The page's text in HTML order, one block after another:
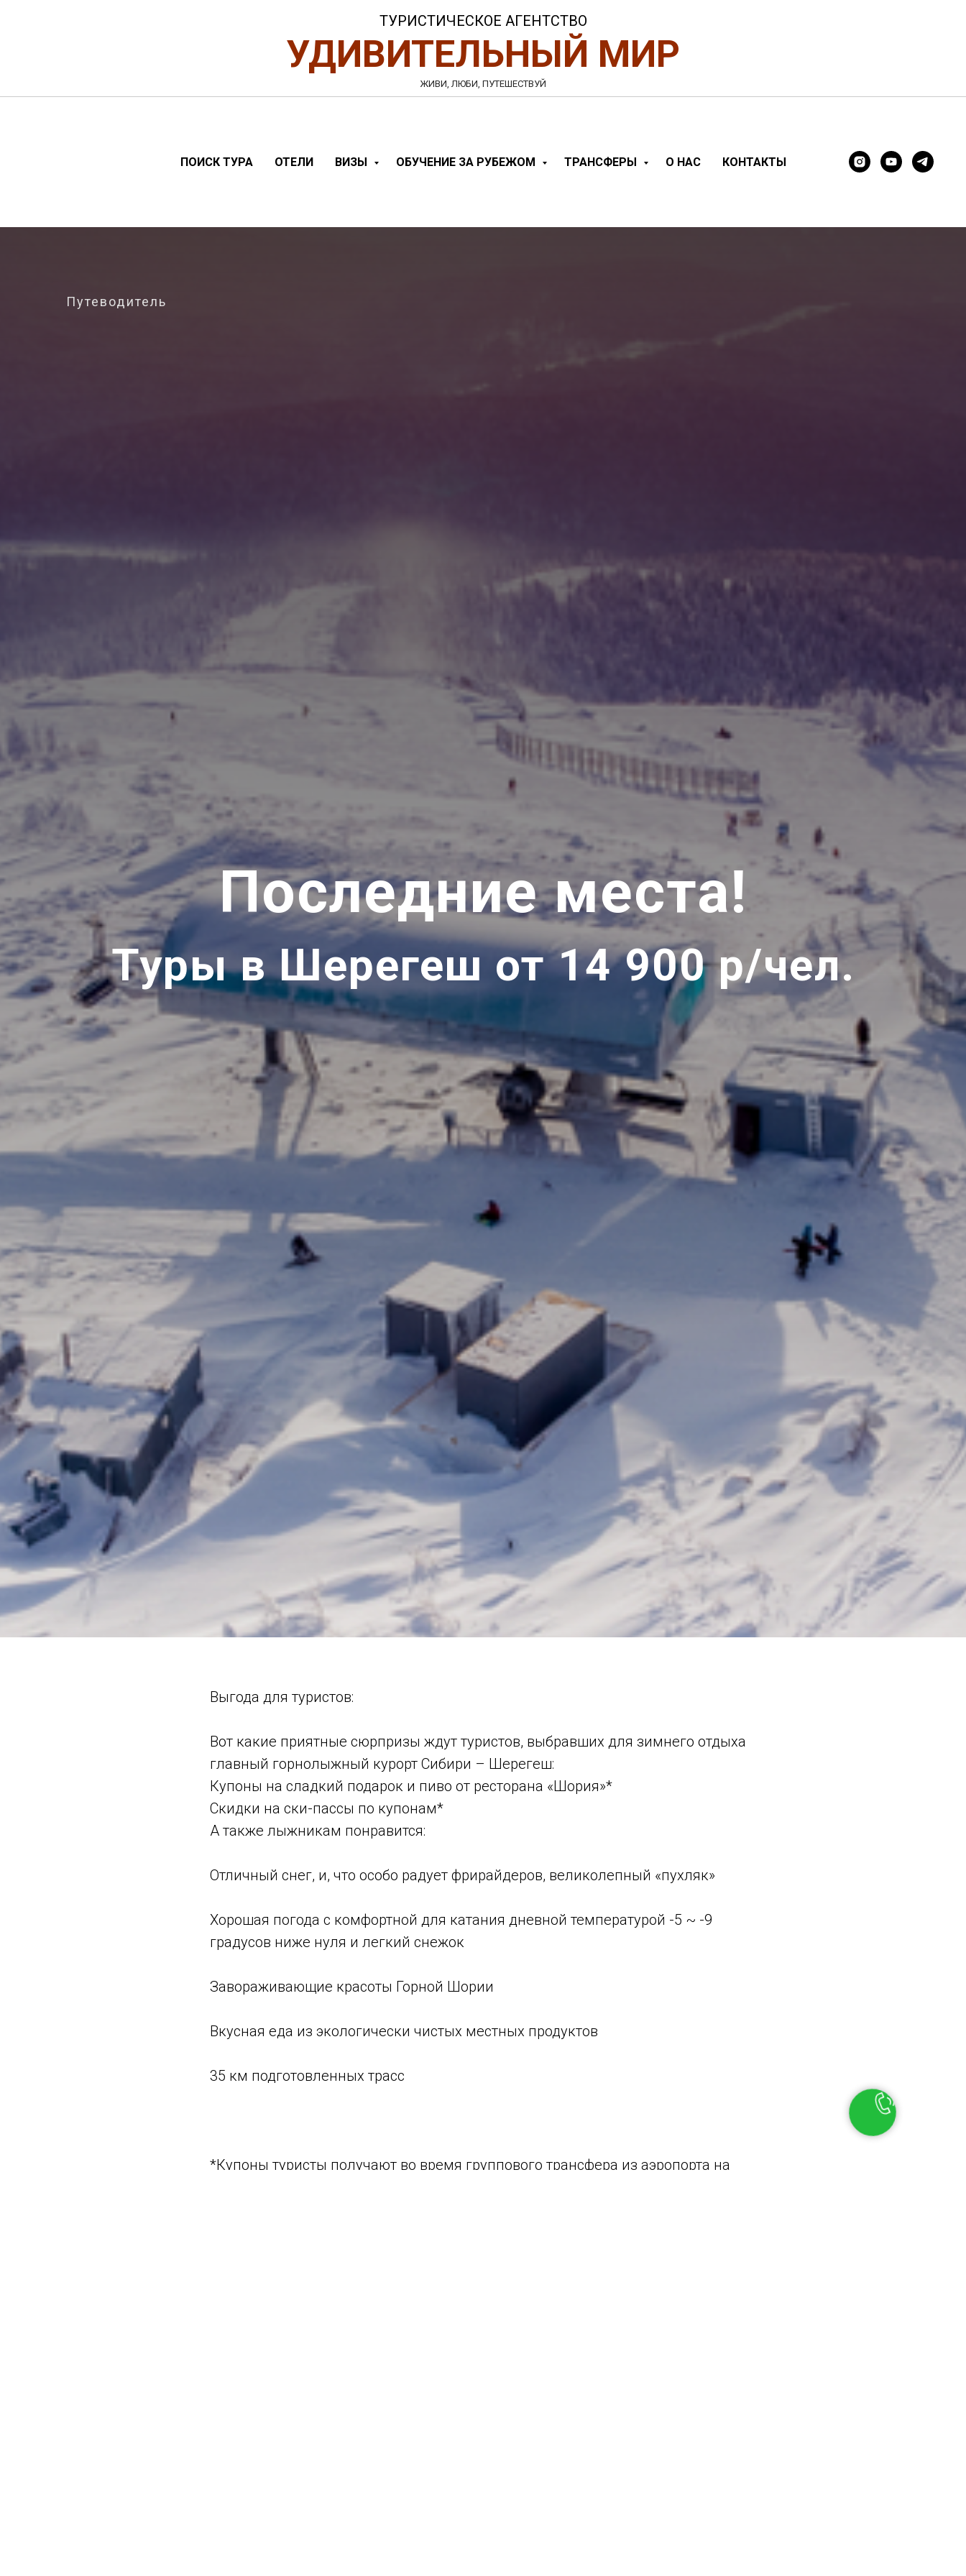
ТУРИСТИЧЕСКОЕ АГЕНТСТВО
УДИВИТЕЛЬНЫЙ МИР
ЖИВИ, ЛЮБИ, ПУТЕШЕСТВУЙ
ПОИСК ТУРА ОТЕЛИ ВИЗЫ ОБУЧЕНИЕ ЗА РУБЕЖОМ ТРАНСФЕРЫ О НАС КОНТАКТЫ
Последние места!
Туры в Шерегеш от 14 900 р/чел.
Путеводитель
Выгода для туристов:
Вот какие приятные сюрпризы ждут туристов, выбравших для зимнего отдыха
главный горнолыжный курорт Сибири – Шерегеш:
Купоны на сладкий подарок и пиво от ресторана «Шория»*
Скидки на ски-пассы по купонам*
А также лыжникам понравится:
Отличный снег, и, что особо радует фрирайдеров, великолепный «пухляк»
Хорошая погода с комфортной для катания дневной температурой -5 ~ -9
градусов ниже нуля и легкий снежок
Завораживающие красоты Горной Шории
Вкусная еда из экологически чистых местных продуктов
35 км подготовленных трасс
*Купоны туристы получают во время группового трансфера из аэропорта на